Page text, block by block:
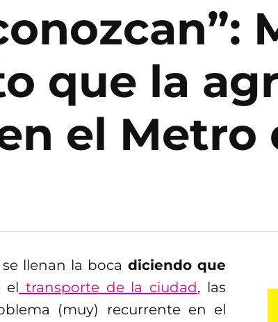
que la
el Metro
llenan la boca diciendo que
el transporte de la ciudad, las
(muy) recurrente en el